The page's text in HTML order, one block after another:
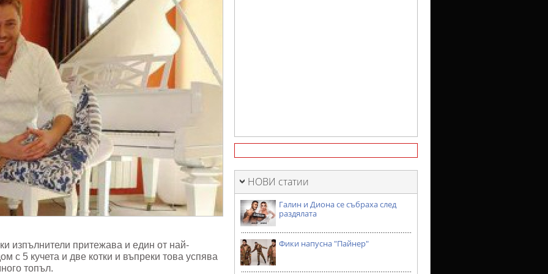
изпълнители притежава и един от най-
с 5 кучета и две котки и въпреки това успява
топъл.
НОВИ статии
Галин и Диона се събраха след
раздялата
Фики напусна "Пайнер"